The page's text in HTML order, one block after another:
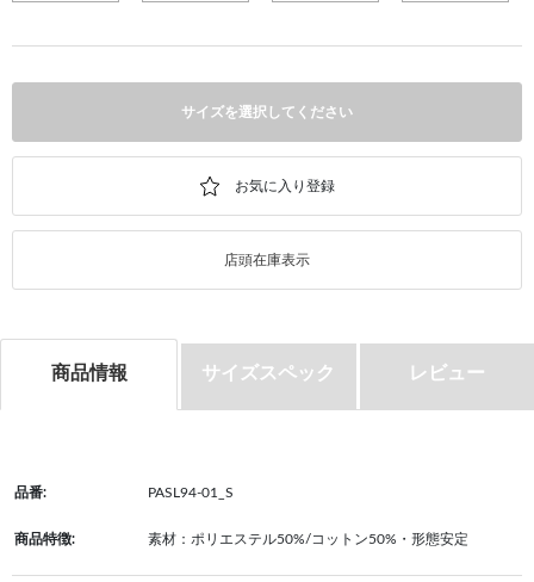
サイズを選択してください
店頭在庫表示
商品情報 サイズスペック レビュー
品番: PASL94-01_S
商品特徴: 素材：ポリエステル50%/コットン50%・形態安定